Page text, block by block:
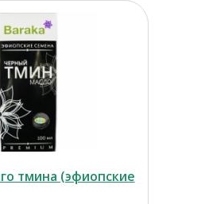
тмина (эфиопские